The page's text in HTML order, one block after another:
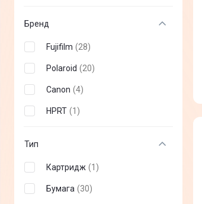
Бренд
Fujifilm (28)
Polaroid (20)
Canon (4)
HPRT (1 )
Тип
Картридж (1 )
Бумага (30)